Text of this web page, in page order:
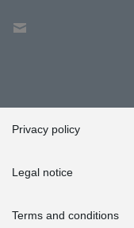
Privacy policy
Legal notice
Terms and conditions